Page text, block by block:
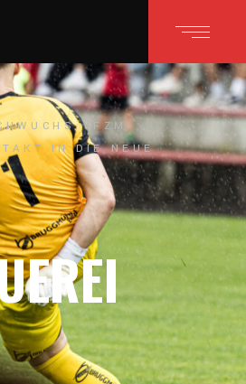
FZM:
IN DIE NEUE